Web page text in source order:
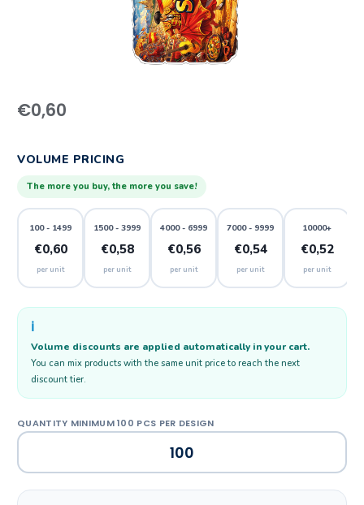
€0,60
VOLUME PRICING
The more you buy, the more you save!
100 - 1499
€0,60
per unit
1500 - 3999
€0,58
per unit
4000 - 6999
€0,56
per unit
7000 - 9999
€0,54
per unit
10000+
€0,52
per unit
ℹ️
Volume discounts are applied automatically in your cart.
You can mix products with the same unit price to reach the next
discount tier.